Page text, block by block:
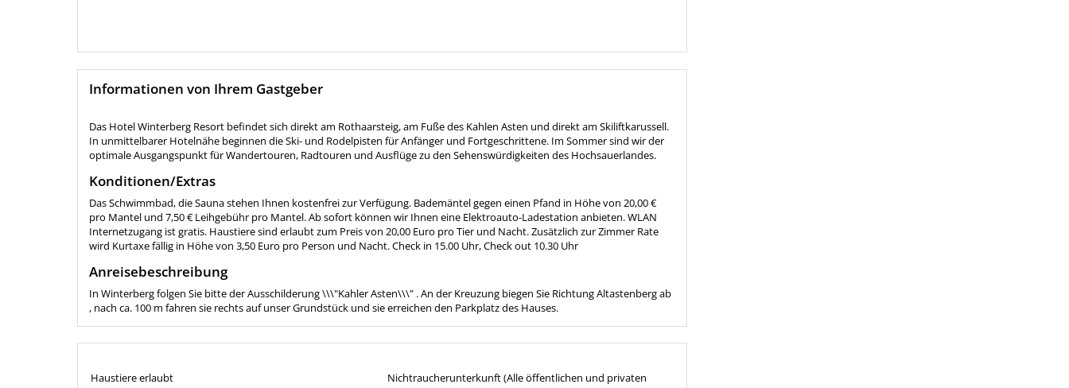
Informationen von Ihrem Gastgeber
Das Hotel Winterberg Resort befindet sich direkt am Rothaarsteig, am Fuße des Kahlen Asten und direkt am Skiliftkarussell.
In unmittelbarer Hotelnähe beginnen die Ski- und Rodelpisten für Anfänger und Fortgeschrittene. Im Sommer sind wir der
optimale Ausgangspunkt für Wandertouren, Radtouren und Ausflüge zu den Sehenswürdigkeiten des Hochsauerlandes.
Konditionen/Extras
Das Schwimmbad, die Sauna stehen Ihnen kostenfrei zur Verfügung. Bademäntel gegen einen Pfand in Höhe von 20,00 €
pro Mantel und 7,50 € Leihgebühr pro Mantel. Ab sofort können wir Ihnen eine Elektroauto-Ladestation anbieten. WLAN
Internetzugang ist gratis. Haustiere sind erlaubt zum Preis von 20,00 Euro pro Tier und Nacht. Zusätzlich zur Zimmer Rate
wird Kurtaxe fällig in Höhe von 3,50 Euro pro Person und Nacht. Check in 15.00 Uhr, Check out 10.30 Uhr
Anreisebeschreibung
In Winterberg folgen Sie bitte der Ausschilderung \\\"Kahler Asten\\\" . An der Kreuzung biegen Sie Richtung Altastenberg ab
, nach ca. 100 m fahren sie rechts auf unser Grundstück und sie erreichen den Parkplatz des Hauses.
Haustiere erlaubt
Nichtraucherunterkunft (Alle öffentlichen und privaten